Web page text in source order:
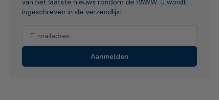
van het laatste nieuws rondom de PAWW. U wordt
ingeschreven in de verzendlijst.
Aanmelden